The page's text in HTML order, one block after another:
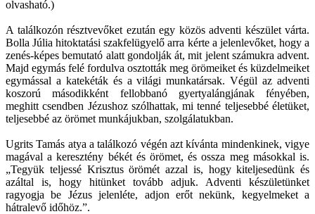
olvasható.)
A találkozón résztvevőket ezután egy közös adventi készület várta.
Bolla Júlia hitoktatási szakfelügyelő arra kérte a jelenlevőket, hogy a
zenés-képes bemutató alatt gondolják át, mit jelent számukra advent.
Majd egymás felé fordulva osztották meg örömeiket és küzdelmeiket
egymással a katekéták és a világi munkatársak. Végül az adventi
koszorú másodikként fellobbanó gyertyalángjának fényében,
meghitt csendben Jézushoz szólhattak, mi tenné teljesebbé életüket,
teljesebbé az örömet munkájukban, szolgálatukban.
Ugrits Tamás atya a találkozó végén azt kívánta mindenkinek, vigye
magával a keresztény békét és örömet, és ossza meg másokkal is.
„Tegyük teljessé Krisztus örömét azzal is, hogy kiteljesedünk és
azáltal is, hogy hitünket tovább adjuk. Adventi készületünket
ragyogja be Jézus jelenléte, adjon erőt nekünk, kegyelmeket a
hátralevő időhöz.”.